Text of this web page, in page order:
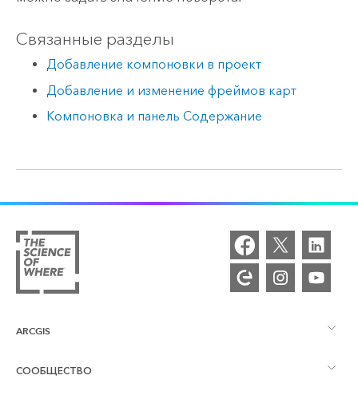
Связанные разделы
Добавление компоновки в проект
Добавление и изменение фреймов карт
Компоновка и панель Содержание
ARCGIS
Обзор ArcGIS
СООБЩЕСТВО